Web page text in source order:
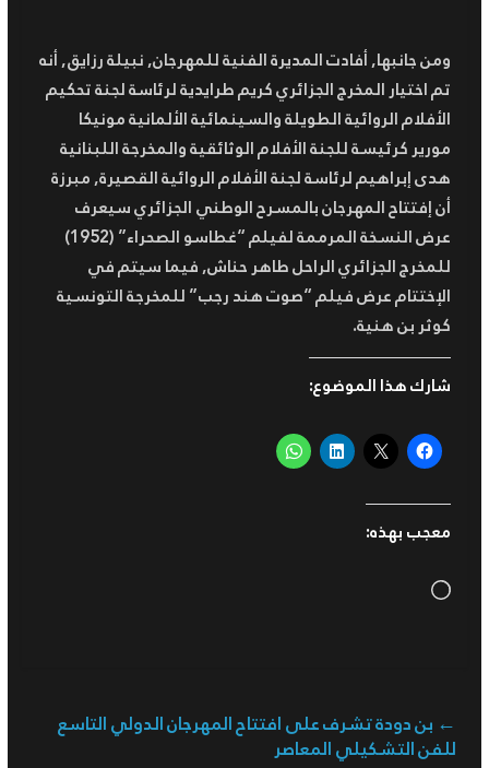
ومن جانبها, أفادت المديرة الفنية للمهرجان, نبيلة رزايق, أنه
تم اختيار المخرج الجزائري كريم طرايدية لرئاسة لجنة تحكيم
الأفلام الروائية الطويلة والسينمائية الألمانية مونيكا
مورير كرئيسة للجنة الأفلام الوثائقية والمخرجة اللبنانية
هدى إبراهيم لرئاسة لجنة الأفلام الروائية القصيرة, مبرزة
أن إفتتاح المهرجان بالمسرح الوطني الجزائري سيعرف
عرض النسخة المرممة لفيلم “غطاسو الصحراء” (1952)
للمخرج الجزائري الراحل طاهر حناش, فيما سيتم في
الإختتام عرض فيلم “صوت هند رجب” للمخرجة التونسية
كوثر بن هنية.
شارك هذا الموضوع:
معجب بهذه:
Loading…
← بن دودة تشرف على افتتاح المهرجان الدولي التاسع
للفن التشكيلي المعاصر